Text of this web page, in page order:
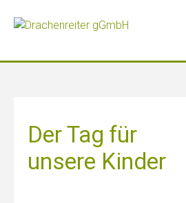
Der Tag für
unsere Kinder